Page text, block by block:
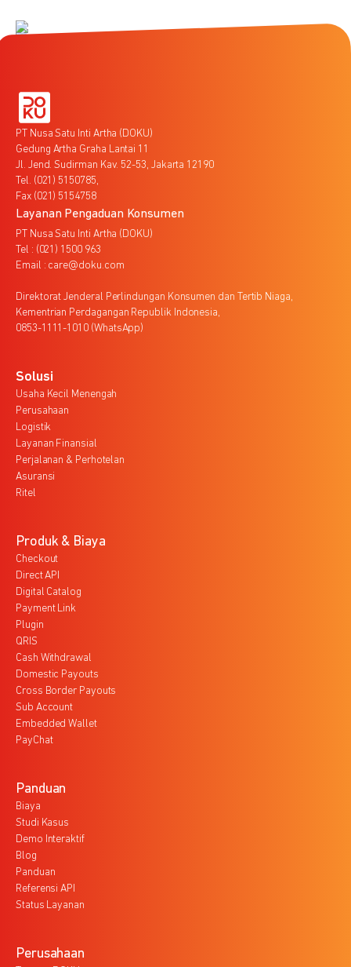
PT Nusa Satu Inti Artha (DOKU)
Gedung Artha Graha Lantai 11
Jl. Jend. Sudirman Kav. 52-53, Jakarta 12190
Tel. (021) 5150785,
Fax (021) 5154758
Layanan Pengaduan Konsumen
PT Nusa Satu Inti Artha (DOKU)
Tel : (021) 1500 963
Email : care@doku.com
Direktorat Jenderal Perlindungan Konsumen dan Tertib Niaga,
Kementrian Perdagangan Republik Indonesia,
0853-1111-1010 (WhatsApp)
Solusi
Usaha Kecil Menengah
Perusahaan
Logistik
Layanan Finansial
Perjalanan & Perhotelan
Asuransi
Ritel
Produk & Biaya
Checkout
Direct API
Digital Catalog
Payment Link
Plugin
QRIS
Cash Withdrawal
Domestic Payouts
Cross Border Payouts
Sub Account
Embedded Wallet
PayChat
Panduan
Biaya
Studi Kasus
Demo Interaktif
Blog
Panduan
Referensi API
Status Layanan
Perusahaan